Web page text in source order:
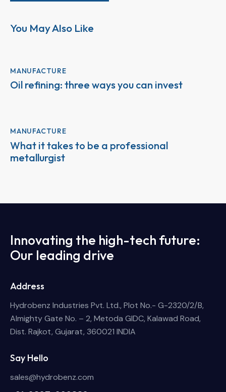
You May Also Like
MANUFACTURE
Oil refining: three ways you can invest
MANUFACTURE
What it takes to be a professional
metallurgist
Innovating the high-tech future:
Our leading drive
Address
Hydrobenz Industries Pvt. Ltd., Plot No.- G-2320/2/B,
Almighty Gate No. – 2, Metoda GIDC, Kalawad Road,
Dist. Rajkot, Gujarat, 360021 INDIA
Say Hello
sales@hydrobenz.com